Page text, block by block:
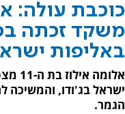
משקד זכתה
באליפות
ישראל בג'ודו, והמשיכה
הגמר.